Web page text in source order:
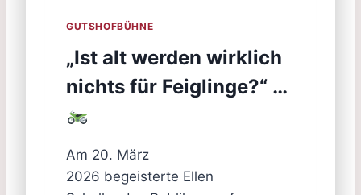
GUTSHOFBÜHNE
„Ist alt werden wirklich
nichts für Feiglinge?“ …
Am 20. März
2026 begeisterte Ellen